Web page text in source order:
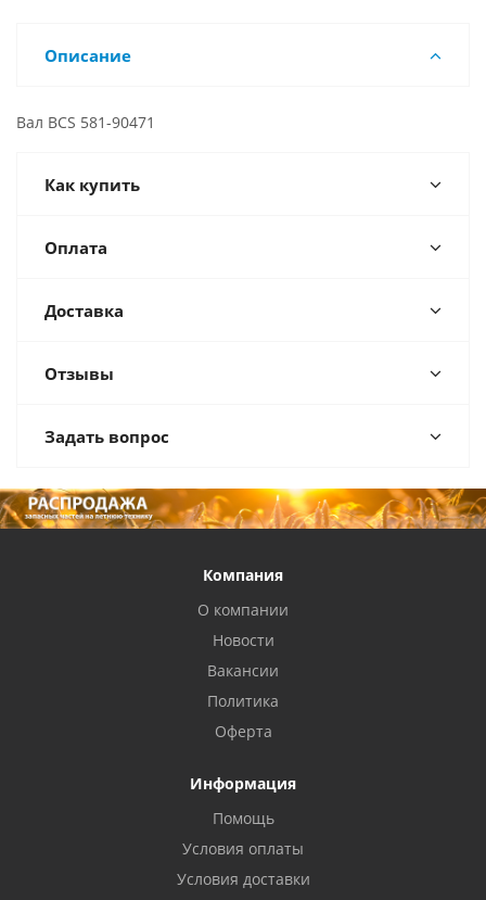
Описание
Вал BCS 581-90471
Как купить
Оплата
Доставка
Отзывы
Задать вопрос
Компания
О компании
Новости
Вакансии
Политика
Оферта
Информация
Помощь
Условия оплаты
Условия доставки